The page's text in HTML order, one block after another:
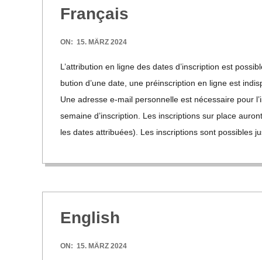
Fran­çais
2024-
ON: 15. MÄRZ 2024
L’at­tri­bu­tion en ligne des dates d’in­scrip­tion est
bu­tion d’une date, une pré­in­scrip­tion en ligne est
Une adresse e‑mail per­son­nelle est néces­saire pour
semaine d’in­scrip­tion. Les inscrip­ti­ons sur place
les dates attri­buées). Les inscrip­ti­ons sont pos­si­bles
Eng­lish
2024-
ON: 15. MÄRZ 2024